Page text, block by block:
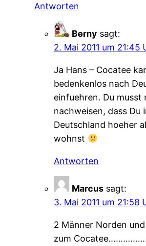
Antworten
Berny sagt:
2. Mai 2011 um 21:45
Ja Hans – Cocatee
bedenkenlos nach
einfuehren. Du musst
nachweisen, dass Du
Deutschland hoeher
wohnst
Antworten
Marcus sagt:
3. Mai 2011 um 21:58
2 Männer Norden
zum